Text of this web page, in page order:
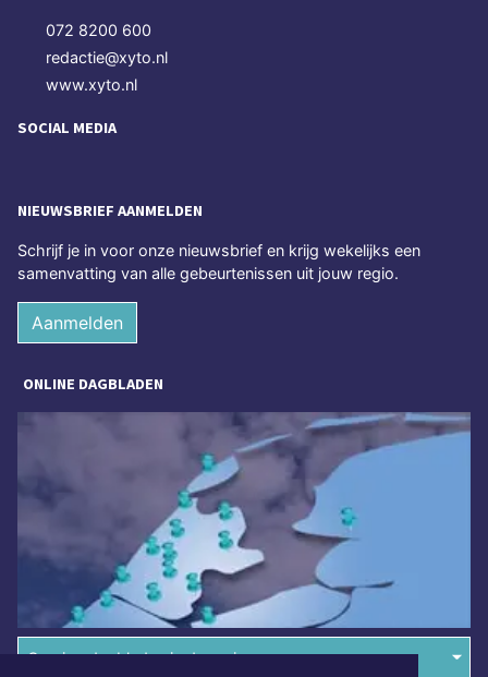
072 8200 600
redactie@xyto.nl
www.xyto.nl
SOCIAL MEDIA
NIEUWSBRIEF AANMELDEN
Schrijf je in voor onze nieuwsbrief en krijg wekelijks een
samenvatting van alle gebeurtenissen uit jouw regio.
Aanmelden
ONLINE DAGBLADEN
Overige dagbladen in de regio